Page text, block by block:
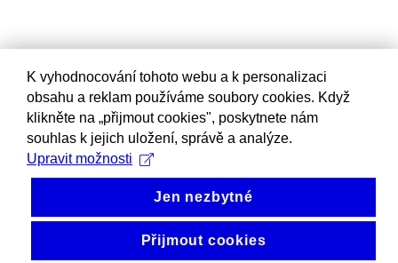
K vyhodnocování tohoto webu a k personalizaci
obsahu a reklam používáme soubory cookies. Když
klikněte na „přijmout cookies", poskytnete nám
souhlas k jejich uložení, správě a analýze.
Upravit možnosti
Jen nezbytné
Přijmout cookies